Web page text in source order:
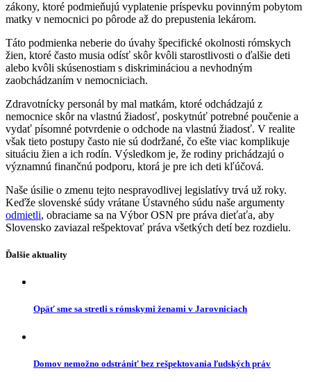
zákony, ktoré podmieňujú vyplatenie príspevku povinným pobytom
matky v nemocnici po pôrode až do prepustenia lekárom.
Táto podmienka neberie do úvahy špecifické okolnosti rómskych
žien, ktoré často musia odísť skôr kvôli starostlivosti o ďalšie deti
alebo kvôli skúsenostiam s diskrimináciou a nevhodným
zaobchádzaním v nemocniciach.
Zdravotnícky personál by mal matkám, ktoré odchádzajú z
nemocnice skôr na vlastnú žiadosť, poskytnúť potrebné poučenie a
vydať písomné potvrdenie o odchode na vlastnú žiadosť. V realite
však tieto postupy často nie sú dodržané, čo ešte viac komplikuje
situáciu žien a ich rodín. Výsledkom je, že rodiny prichádzajú o
významnú finančnú podporu, ktorá je pre ich deti kľúčová.
Naše úsilie o zmenu tejto nespravodlivej legislatívy trvá už roky.
Keďže slovenské súdy vrátane Ústavného súdu naše argumenty
odmietli, obraciame sa na Výbor OSN pre práva dieťaťa, aby
Slovensko zaviazal rešpektovať práva všetkých detí bez rozdielu.
Ďalšie aktuality
Opäť sme sa stretli s rómskymi ženami v Jarovniciach
Domov nemožno odstrániť bez rešpektovania ľudských práv